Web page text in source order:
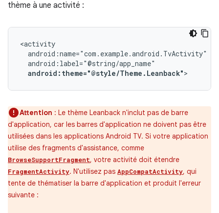
thème à une activité :
android:theme="@style/Theme.Leanback">
Attention : Le thème Leanback n'inclut pas de barre
d'application, car les barres d'application ne doivent pas être
utilisées dans les applications Android TV. Si votre application
utilise des fragments d'assistance, comme
BrowseSupportFragment, votre activité doit étendre
FragmentActivity. N'utilisez pas AppCompatActivity, qui
tente de thématiser la barre d'application et produit l'erreur
suivante :